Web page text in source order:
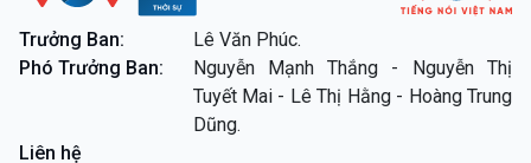
Trưởng Ban:
Lê Văn Phúc.
Phó Trưởng Ban:
Nguyễn Mạnh Thắng - Nguyễn Thị
Tuyết Mai - Lê Thị Hằng - Hoàng Trung
Dũng.
Liên hệ